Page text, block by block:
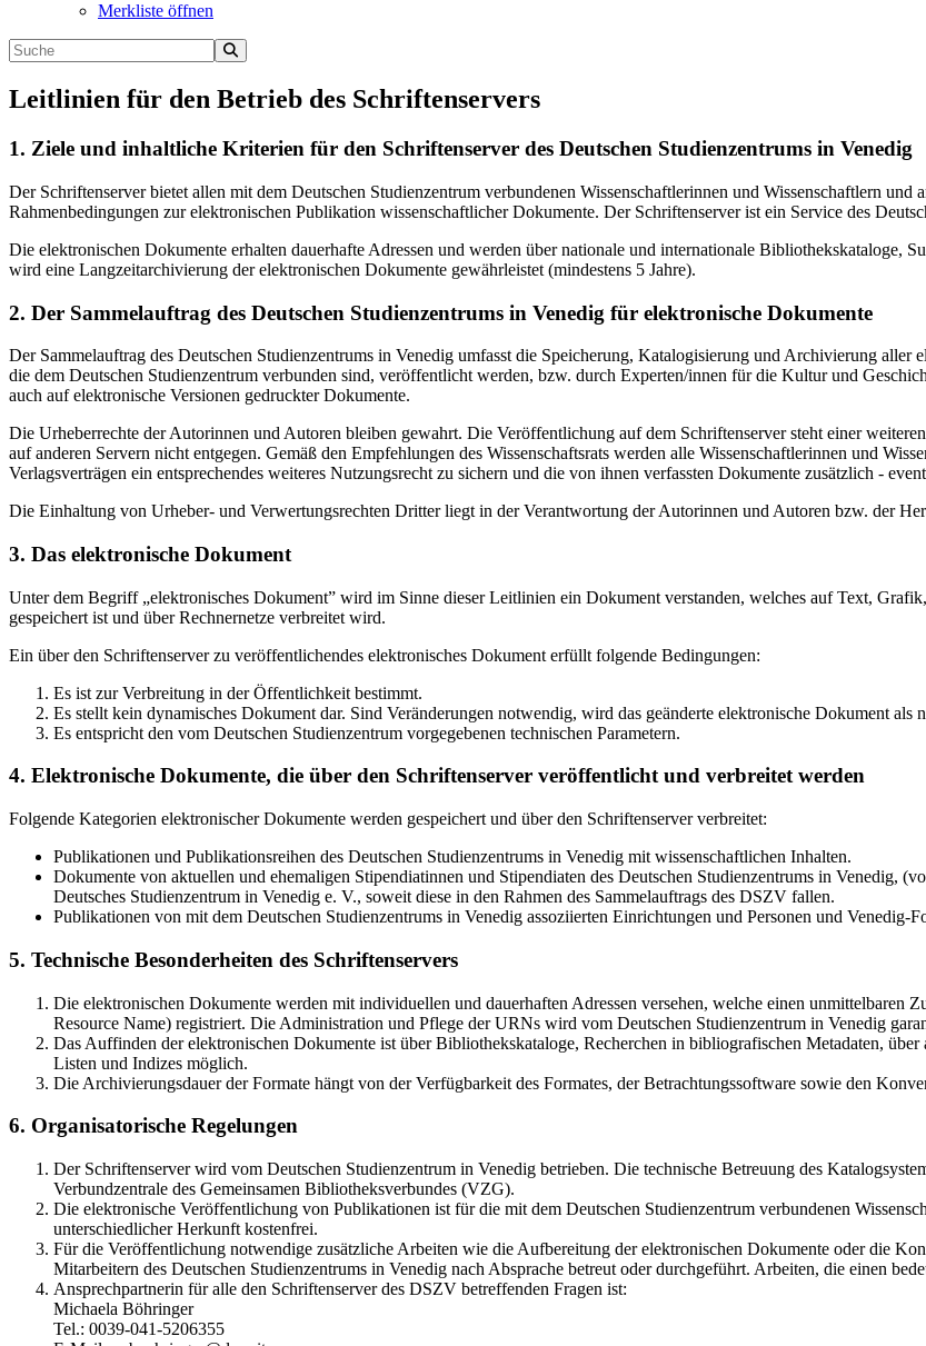
Merkliste öffnen
Leitlinien für den Betrieb des Schriftenservers
1. Ziele und inhaltliche Kriterien für den Schriftenserver des Deutschen Studienzentrums in Venedig
Der Schriftenserver bietet allen mit dem Deutschen Studienzentrum verbundenen Wissenschaftlerinnen und Wissenschaftlern
Rahmenbedingungen zur elektronischen Publikation wissenschaftlicher Dokumente. Der Schriftenserver ist ein Service des
Die elektronischen Dokumente erhalten dauerhafte Adressen und werden über nationale und internationale Bibliothekskataloge,
wird eine Langzeitarchivierung der elektronischen Dokumente gewährleistet (mindestens 5 Jahre).
2. Der Sammelauftrag des Deutschen Studienzentrums in Venedig für elektronische Dokumente
Der Sammelauftrag des Deutschen Studienzentrums in Venedig umfasst die Speicherung, Katalogisierung und Archivierung aller
die dem Deutschen Studienzentrum verbunden sind, veröffentlicht werden, bzw. durch Experten/innen für die Kultur und
auch auf elektronische Versionen gedruckter Dokumente.
Die Urheberrechte der Autorinnen und Autoren bleiben gewahrt. Die Veröffentlichung auf dem Schriftenserver steht einer
auf anderen Servern nicht entgegen. Gemäß den Empfehlungen des Wissenschaftsrats werden alle Wissenschaftlerinnen und
Verlagsverträgen ein entsprechendes weiteres Nutzungsrecht zu sichern und die von ihnen verfassten Dokumente zusätzlich -
Die Einhaltung von Urheber- und Verwertungsrechten Dritter liegt in der Verantwortung der Autorinnen und Autoren bzw. der
3. Das elektronische Dokument
Unter dem Begriff „elektronisches Dokument” wird im Sinne dieser Leitlinien ein Dokument verstanden, welches auf Text,
gespeichert ist und über Rechnernetze verbreitet wird.
Ein über den Schriftenserver zu veröffentlichendes elektronisches Dokument erfüllt folgende Bedingungen:
Es ist zur Verbreitung in der Öffentlichkeit bestimmt.
Es stellt kein dynamisches Dokument dar. Sind Veränderungen notwendig, wird das geänderte elektronische Dokument als
Es entspricht den vom Deutschen Studienzentrum vorgegebenen technischen Parametern.
4. Elektronische Dokumente, die über den Schriftenserver veröffentlicht und verbreitet werden
Folgende Kategorien elektronischer Dokumente werden gespeichert und über den Schriftenserver verbreitet:
Publikationen und Publikationsreihen des Deutschen Studienzentrums in Venedig mit wissenschaftlichen Inhalten.
Dokumente von aktuellen und ehemaligen Stipendiatinnen und Stipendiaten des Deutschen Studienzentrums in Venedig,
Deutsches Studienzentrum in Venedig e. V., soweit diese in den Rahmen des Sammelauftrags des DSZV fallen.
Publikationen von mit dem Deutschen Studienzentrums in Venedig assoziierten Einrichtungen und Personen und Venedig-
5. Technische Besonderheiten des Schriftenservers
Die elektronischen Dokumente werden mit individuellen und dauerhaften Adressen versehen, welche einen
Resource Name) registriert. Die Administration und Pflege der URNs wird vom Deutschen Studienzentrum in Venedig
Das Auffinden der elektronischen Dokumente ist über Bibliothekskataloge, Recherchen in bibliografischen Metadaten,
Listen und Indizes möglich.
Die Archivierungsdauer der Formate hängt von der Verfügbarkeit des Formates, der Betrachtungssoftware sowie den
6. Organisatorische Regelungen
Der Schriftenserver wird vom Deutschen Studienzentrum in Venedig betrieben. Die technische Betreuung des
Verbundzentrale des Gemeinsamen Bibliotheksverbundes (VZG).
Die elektronische Veröffentlichung von Publikationen ist für die mit dem Deutschen Studienzentrum verbundenen
unterschiedlicher Herkunft kostenfrei.
Für die Veröffentlichung notwendige zusätzliche Arbeiten wie die Aufbereitung der elektronischen Dokumente oder die
Mitarbeitern des Deutschen Studienzentrums in Venedig nach Absprache betreut oder durchgeführt. Arbeiten, die einen
Ansprechpartnerin für alle den Schriftenserver des DSZV betreffenden Fragen ist:
Michaela Böhringer
Tel.: 0039-041-5206355